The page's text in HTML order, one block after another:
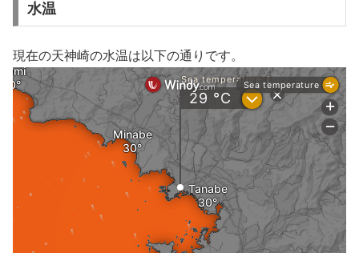
水温
現在の天神崎の水温は以下の通りです。